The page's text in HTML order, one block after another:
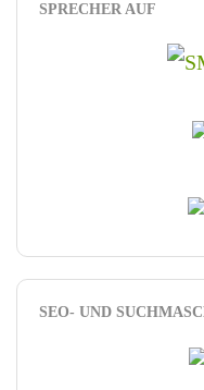
SPRECHER AUF
SEO- UND